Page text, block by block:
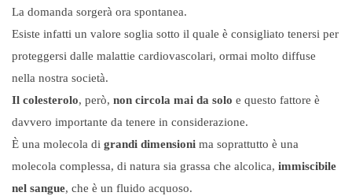
La domanda sorgerà ora spontanea.
Esiste infatti un valore soglia sotto il quale è consigliato tenersi per
proteggersi dalle malattie cardiovascolari, ormai molto diffuse
nella nostra società.
Il colesterolo, però, non circola mai da solo e questo fattore è
davvero importante da tenere in considerazione.
È una molecola di grandi dimensioni ma soprattutto è una
molecola complessa, di natura sia grassa che alcolica, immiscibile
nel sangue, che è un fluido acquoso.